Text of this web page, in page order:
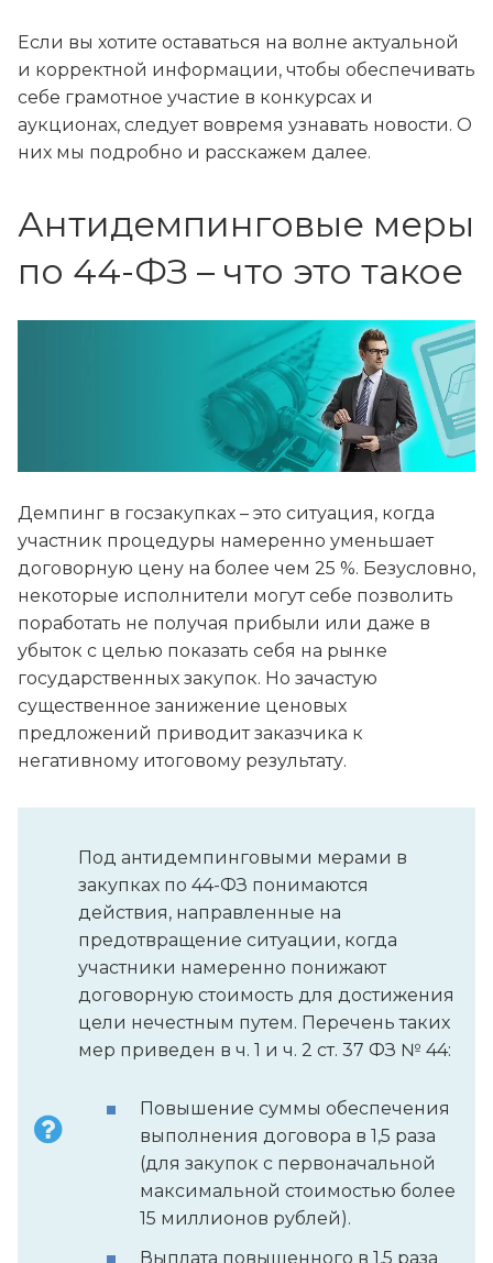
Если вы хотите оставаться на волне актуальной
и корректной информации, чтобы обеспечивать
себе грамотное участие в конкурсах и
аукционах, следует вовремя узнавать новости. О
них мы подробно и расскажем далее.
Антидемпинговые меры
по 44-ФЗ – что это такое
Демпинг в госзакупках – это ситуация, когда
участник процедуры намеренно уменьшает
договорную цену на более чем 25 %. Безусловно,
некоторые исполнители могут себе позволить
поработать не получая прибыли или даже в
убыток с целью показать себя на рынке
государственных закупок. Но зачастую
существенное занижение ценовых
предложений приводит заказчика к
негативному итоговому результату.
Под антидемпинговыми мерами в
закупках по 44-ФЗ понимаются
действия, направленные на
предотвращение ситуации, когда
участники намеренно понижают
договорную стоимость для достижения
цели нечестным путем. Перечень таких
мер приведен в ч. 1 и ч. 2 ст. 37 ФЗ № 44:
Повышение суммы обеспечения
выполнения договора в 1,5 раза
(для закупок с первоначальной
максимальной стоимостью более
15 миллионов рублей).
Выплата повышенного в 1,5 раза